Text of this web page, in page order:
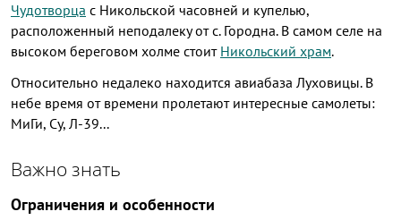
Чудотворца с Никольской часовней и купелью,
расположенный неподалеку от с. Городна. В самом селе на
высоком береговом холме стоит Никольский храм.
Относительно недалеко находится авиабаза Луховицы. В
небе время от времени пролетают интересные самолеты:
МиГи, Су, Л-39...
Важно знать
Ограничения и особенности